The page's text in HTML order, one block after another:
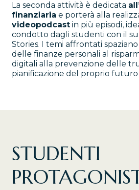
La seconda attività è dedicata
finanziaria e porterà alla
videopodcast in più episodi,
condotto dagli studenti con il
Stories. I temi affrontati
delle finanze personali al
digitali alla prevenzione delle
pianificazione del proprio futuro
STUDENTI